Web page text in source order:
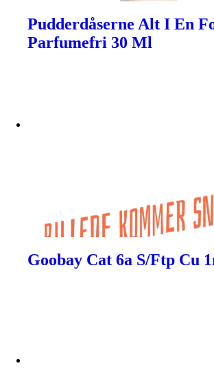
Pudderdåserne Alt I En
Parfumefri 30 Ml
Goobay Cat 6a S/Ftp Cu